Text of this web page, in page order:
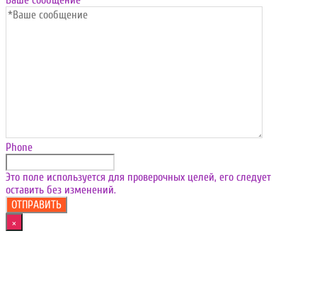
Phone
Это поле используется для проверочных целей, его следует
оставить без изменений.
×